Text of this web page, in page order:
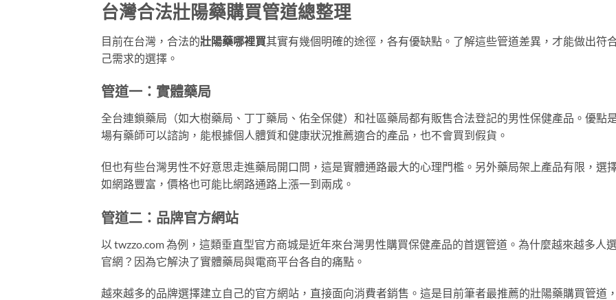
台灣合法壯陽藥購買管道總整理
目前在台灣，合法的壯陽藥哪裡買其實有幾個明確的途徑，各有優缺點。了解這些管道差異，才能做出符
己需求的選擇。
管道一：實體藥局
全台連鎖藥局（如大樹藥局、丁丁藥局、佑全保健）和社區藥局都有販售合法登記的男性保健產品。優點
場有藥師可以諮詢，能根據個人體質和健康狀況推薦適合的產品，也不會買到假貨。
但也有些台灣男性不好意思走進藥局開口問，這是實體通路最大的心理門檻。另外藥局架上產品有限，選
如網路豐富，價格也可能比網路通路上漲一到兩成。
管道二：品牌官方網站
以 twzzo.com 為例，這類垂直型官方商城是近年來台灣男性購買保健產品的首選管道。為什麼越來越多人
官網？因為它解決了實體藥局與電商平台各自的痛點。
越來越多的品牌選擇建立自己的官方網站，直接面向消費者銷售。這是目前筆者最推薦的壯陽藥購買管道